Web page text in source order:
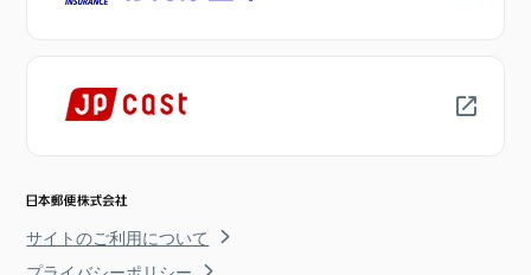
サイトのご利用について